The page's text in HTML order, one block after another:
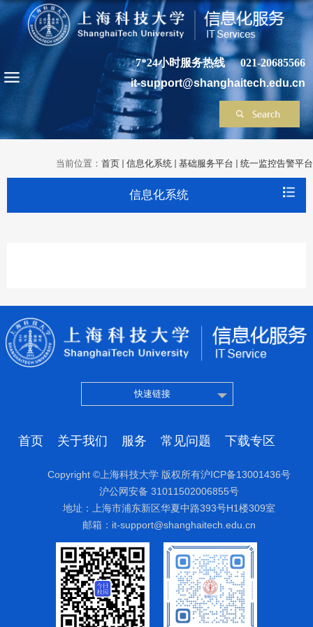
7*24小时服务热线
021-20685566
it-support@shanghaitech.edu.cn
信息化系统
当前位置： 首页 信息化系统 基础服务平台 统一监控告警平台
快速链接
首页 关于我们 服务 常见问题 下载专区
Copyright ©上海科技大学 版权所有沪ICP备13001436号
沪公网安备 31011502006855号
地址：上海市浦东新区华夏中路393号H1楼309室
邮箱：it-support@shanghaitech.edu.cn